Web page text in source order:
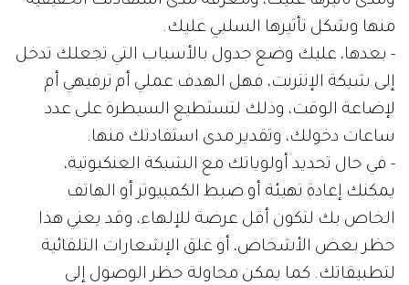
منها وشكل تأثيرها السلبي عليك.
- بعدها، عليك وضع جدول بالأسباب التي تجعلك تدخل
إلى شبكة الإنترنت، فهل الهدف عملي أم ترفيهي أم
لإضاعة الوقت، وذلك لتستطيع السيطرة على عدد
ساعات دخولك، وتقدير مدى استفادتك منها.
- في حال تحديد أولوياتك مع الشبكة العنكبوتية،
يمكنك إعادة تهيئة أو ضبط الكمبيوتر أو الهاتف
الخاص بك لتكون أقل عرضة للإلهاء، وقد يعني هذا
حظر بعض الأشخاص، أو غلق الإشعارات التلقائية
لتطبيقاتك. كما يمكن محاولة حظر الوصول إلى